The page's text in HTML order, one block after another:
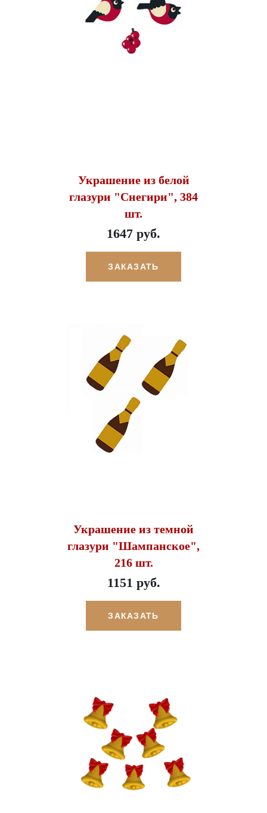
Украшение из белой
глазури "Снегири", 384
шт.
1647 руб.
ЗАКАЗАТЬ
Украшение из темной
глазури "Шампанское",
216 шт.
1151 руб.
ЗАКАЗАТЬ